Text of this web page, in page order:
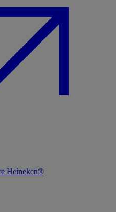
Heineken®